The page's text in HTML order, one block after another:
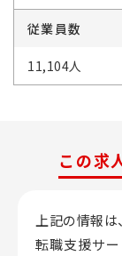
従業員数
11,104人
この求
上記の情報
転職支援サ